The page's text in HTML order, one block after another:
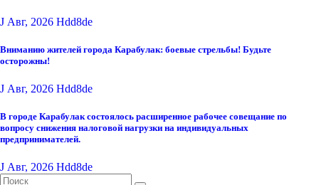
J Авг, 2026 Hdd8de
Вниманию жителей города Карабулак: боевые стрельбы! Будьте
осторожны!
J Авг, 2026 Hdd8de
В городе Карабулак состоялось расширенное рабочее совещание по
вопросу снижения налоговой нагрузки на индивидуальных
предпринимателей.
J Авг, 2026 Hdd8de